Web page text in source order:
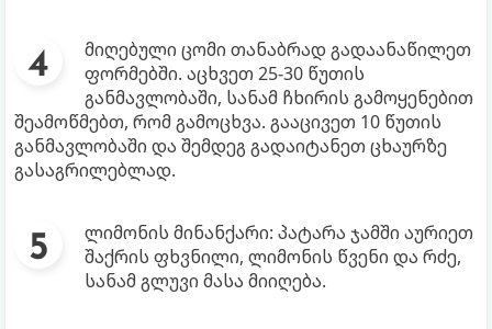
მიღებული ცომი თანაბრად გადაანაწილეთ
ფორმებში. აცხვეთ 25-30 წუთის
განმავლობაში, სანამ ჩხირის გამოყენებით
შეამოწმებთ, რომ გამოცხვა. გააცივეთ 10 წუთის
განმავლობაში და შემდეგ გადაიტანეთ ცხაურზე
გასაგრილებლად.
ლიმონის მინანქარი: პატარა ჯამში აურიეთ
შაქრის ფხვნილი, ლიმონის წვენი და რძე,
სანამ გლუვი მასა მიიღება.